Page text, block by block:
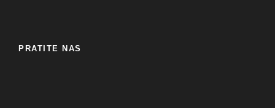
PRATITE NAS